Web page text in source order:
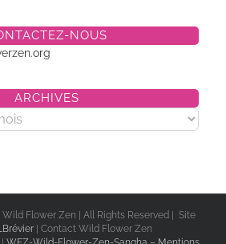
NOUS
ARCHIVES
Wild Flower Zen | All Rights Reserved | Site
| Contact Wild Flower Zen